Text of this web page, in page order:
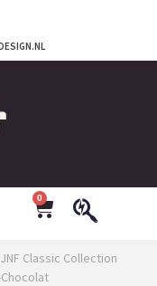
0
Classic Collection